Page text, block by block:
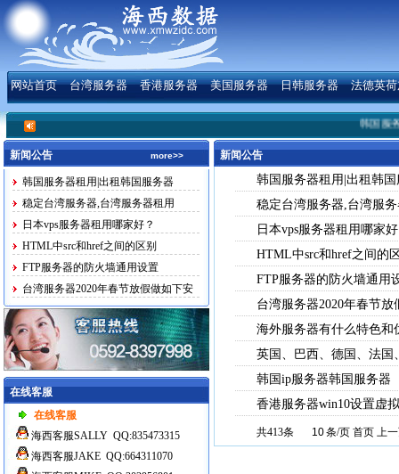
网站首页 台湾服务器 香港服务器 美国服务器 日韩服务器 法德英
韩国服务器
新闻公告 more>>
韩国服务器租用|出租韩国服务器
稳定台湾服务器,台湾服务器租用
日本vps服务器租用哪家好？
HTML中src和href之间的区别
FTP服务器的防火墙通用设置
台湾服务器2020年春节放假做如下安
排
在线客服
在线客服
海西客服SALLY QQ:835473315
海西客服JAKE QQ:664311070
新闻公告
韩国服务器租用|出租韩
稳定台湾服务器,台湾服
日本vps服务器租用哪家
HTML中src和href之间的
FTP服务器的防火墙通用
台湾服务器2020年春节放
海外服务器有什么特色和
英国、巴西、德国、法国
韩国ip服务器韩国服务器
香港服务器win10设置虚
共413条 条/页 首页 上